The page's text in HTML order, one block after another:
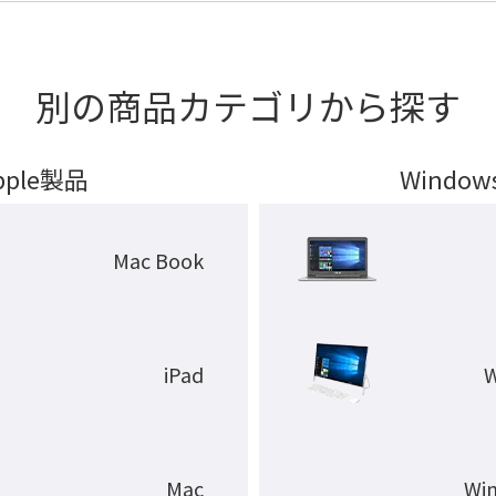
別の商品カテゴリから探す
製品
Mac Book
iPad
Mac